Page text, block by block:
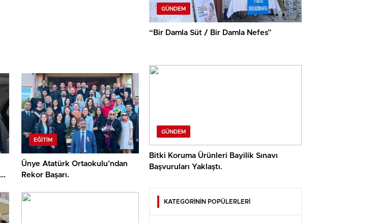
EĞITIM
Ünye Atatürk Ortaokulu’ndan
Rekor Başarı.
GÜNDEM
“Bir Damla Süt / Bir Damla Nefes”
GÜNDEM
Bitki Koruma Ürünleri Bayilik Sınavı
Başvuruları Yaklaştı.
KATEGORİNİN POPÜLERLERİ